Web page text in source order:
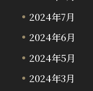
2024年7月
2024年6月
2024年5月
2024年3月